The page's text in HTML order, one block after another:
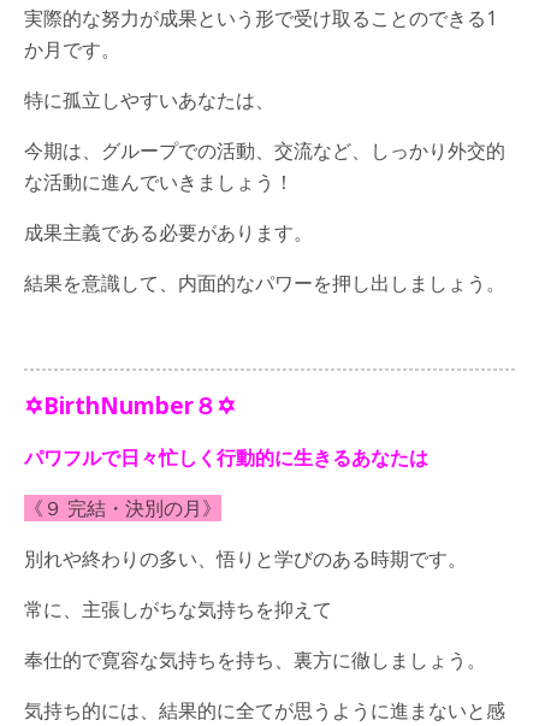
実際的な努力が成果という形で受け取ることのできる1
か月です。
特に孤立しやすいあなたは、
今期は、グループでの活動、交流など、しっかり外交的
な活動に進んでいきましょう！
成果主義である必要があります。
結果を意識して、内面的なパワーを押し出しましょう。
✡BirthNumber８✡
パワフルで日々忙しく行動的に生きるあなたは
《９ 完結・決別の月》
別れや終わりの多い、悟りと学びのある時期です。
常に、主張しがちな気持ちを抑えて
奉仕的で寛容な気持ちを持ち、裏方に徹しましょう。
気持ち的には、結果的に全てが思うように進まないと感